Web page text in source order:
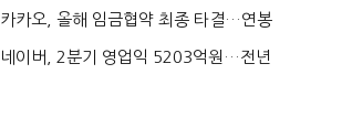
금 폭탄' 우려...
카카오, 올해 임금협약 최종 타결…연봉
6.3% 인상·격려...
네이버, 2분기 영업익 5203억원…전년